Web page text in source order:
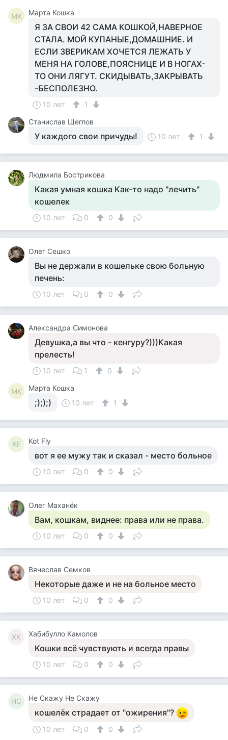
МК Марта Кошка
Я ЗА СВОИ 42 САМА КОШКОЙ,НАВЕРНОЕ
СТАЛА. МОЙ КУПАНЫЕ,ДОМАШНИЕ. И
ЕСЛИ ЗВЕРИКАМ ХОЧЕТСЯ ЛЕЖАТЬ У
МЕНЯ НА ГОЛОВЕ,ПОЯСНИЦЕ И В НОГАХ-
ТО ОНИ ЛЯГУТ. СКИДЫВАТЬ,ЗАКРЫВАТЬ
-БЕСПОЛЕЗНО.
10 лет
1
Станислав Щеглов
У каждого свои причуды! 10 лет 1
Людмила Бострикова
Какая умная кошка Как-то надо "лечить"
кошелек
10 лет 0 0
Олег Сешко
Вы не держали в кошельке свою больную
печень:
10 лет 0 0
Александра Симонова
Девушка,а вы что - кенгуру?)))Какая
прелесть!
10 лет 1 0
МК Марта Кошка
;););) 10 лет 1
KF Kot Fly
вот я ее мужу так и сказал - место больное
10 лет 0 0
Олег Маханёк
Вам, кошкам, виднее: права или не права.
10 лет 0 0
Вячеслав Семков
Некоторые даже и не на больное место
10 лет 0 0
ХК Хабибулло Камолов
Кошки всё чувствують и всегда правы
10 лет 0 0
НС Не Скажу Не Скажу
кошелёк страдает от "ожирения"?
10 лет 0 0